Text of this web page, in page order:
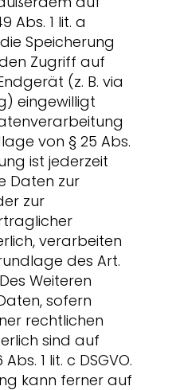
auf
Abs. 1 lit. a
die Speicherung
Zugriff auf
(z. B. via
eingewilligt
von § 25 Abs.
ist jederzeit
Daten zur
zur
verarbeiten
des Art.
Weiteren
sofern
rechtlichen
sind auf
1 lit. c DSGVO.
kann ferner auf